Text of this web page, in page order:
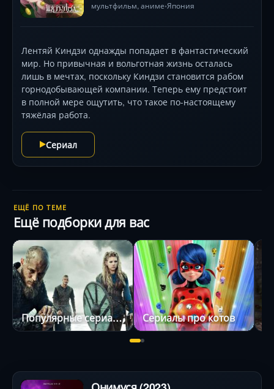
мрачными интригами, раскрывая зрелые характеры
героев, вынужденных жертвовать всем ради
мультфильм,аниме•Япония
Лентяй Киндзи однажды попадает в фантастический
мир. Но привычная и вольготная жизнь осталась
лишь в мечтах, поскольку Киндзи становится рабом
горнодобывающей компании. Теперь ему предстоит
в полной мере ощутить, что такое по-настоящему
тяжёлая работа.
Сериал
ЕЩЁ ПО ТЕМЕ
Ещё подборки для вас
Популярные сериалы Сериалы про котов